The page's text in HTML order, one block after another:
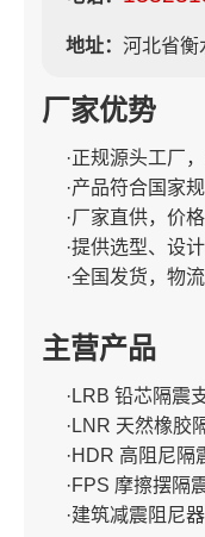
地址： 河北省衡
厂家优势
·正规源头工厂
·产品符合国家
·厂家直供，价
·提供选型、设
·全国发货，物
主营产品
·LRB 铅芯隔震
·LNR 天然橡胶
·HDR 高阻尼隔
·FPS 摩擦摆隔
·建筑减震阻尼器